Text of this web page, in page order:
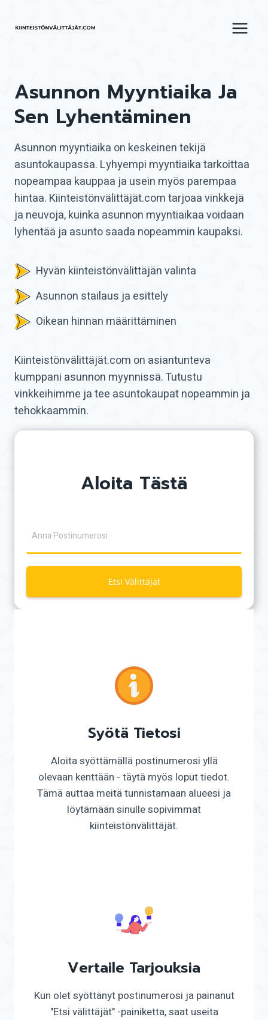
sisältöön
Asunnon Myyntiaika Ja
Sen Lyhentäminen
Asunnon myyntiaika on keskeinen tekijä
asuntokaupassa. Lyhyempi myyntiaika tarkoittaa
nopeampaa kauppaa ja usein myös parempaa
hintaa. Kiinteistönvälittäjät.com tarjoaa vinkkejä
ja neuvoja, kuinka asunnon myyntiaikaa voidaan
lyhentää ja asunto saada nopeammin kaupaksi.
Hyvän kiinteistönvälittäjän valinta
Asunnon stailaus ja esittely
Oikean hinnan määrittäminen
Kiinteistönvälittäjät.com on asiantunteva
kumppani asunnon myynnissä. Tutustu
vinkkeihimme ja tee asuntokaupat nopeammin ja
tehokkaammin.
Aloita Tästä
Etsi Välittäjät
Syötä Tietosi
Aloita syöttämällä postinumerosi yllä
olevaan kenttään - täytä myös loput tiedot.
Tämä auttaa meitä tunnistamaan alueesi ja
löytämään sinulle sopivimmat
kiinteistönvälittäjät.
Vertaile Tarjouksia
Kun olet syöttänyt postinumerosi ja painanut
"Etsi välittäjät" -painiketta, saat useita